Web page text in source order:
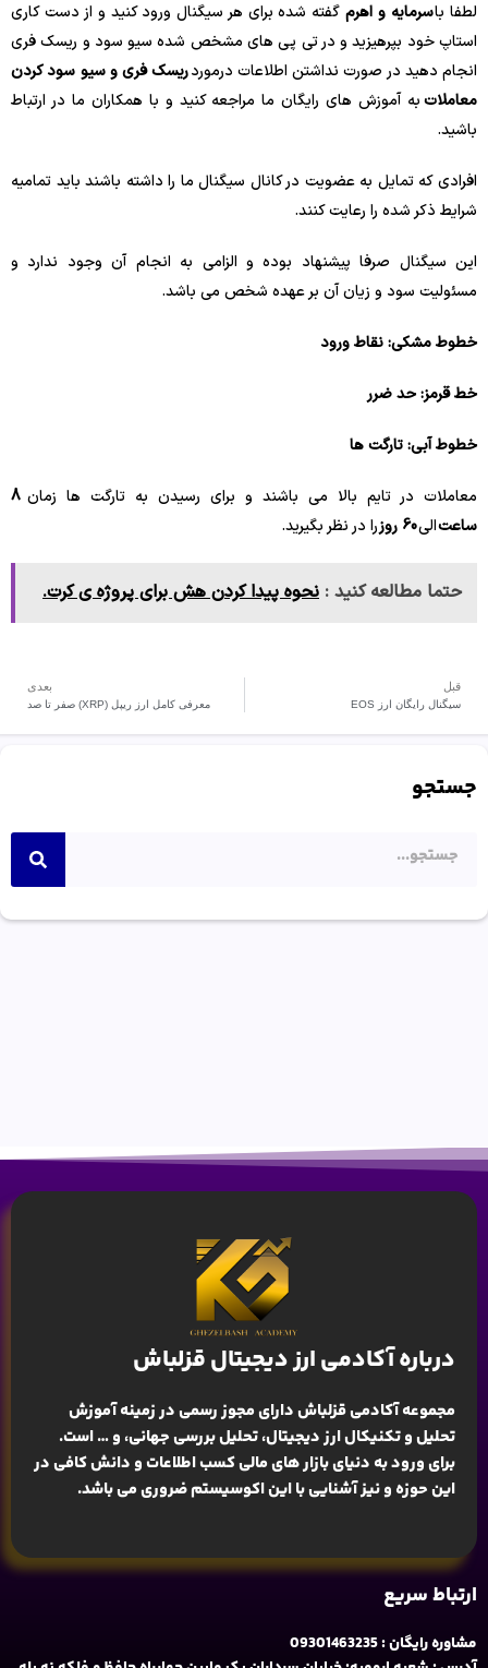
لطفا باسرمایه و اهرمگفته شده برای هر سیگنال ورود کنید و از دست کاری
استاپ خود بپرهیزید و در تی پی های مشخص شده سیو سود و ریسک فری
انجام دهید در صورت نداشتن اطلاعات درموردریسک فری و سیو سود کردن
معاملاتبه آموزش های رایگان ما مراجعه کنید و با همکاران ما در ارتباط
باشید.
افرادی که تمایل به عضویت در کانال سیگنال ما را داشته باشند باید تمامیه
شرایط ذکر شده را رعایت کنند.
این سیگنال صرفا پیشنهاد بوده و الزامی به انجام آن وجود ندارد و
مسئولیت سود و زیان آن بر عهده شخص می باشد.
خطوط مشکی: نقاط ورود
خط قرمز: حد ضرر
خطوط آبی: تارگت ها
معاملات در تایم بالا می باشند و برای رسیدن به تارگت ها زمان 8
ساعتالی60 روز را در نظر بگیرید.
حتما مطالعه کنید : نحوه پیدا کردن هش برای پروژه ی کرت.
قبل
سیگنال رایگان ارز EOS
بعدی
معرفی کامل ارز ریپل (XRP) صفر تا صد
جستجو
درباره آکادمی ارز دیجیتال قزلباش
مجموعه آکادمی قزلباش دارای مجوز رسمی در زمینهآموزش
تحلیل و تکنیکال ارز دیجیتال، تحلیل بررسی جهانی، و … است.
برای ورود به دنیای بازار های مالی کسب اطلاعات و دانش کافی در
این حوزه و نیز آشنایی با این اکوسیستم ضروری می باشد.
ارتباط سریع
مشاوره رایگان : 09301463235